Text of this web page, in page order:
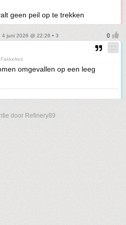
geen peil op te trekken
4 juni 2026 @ 22:26 • 3
Fakkelteit
omgevallen op een leeg
door Refinery89